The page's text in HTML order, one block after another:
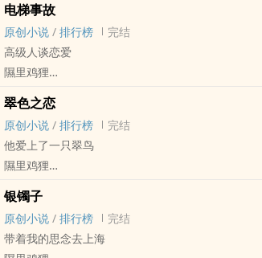
现代 - 三观不正 - 骨科 - 中篇
“你永远不能拥有另一个人。”
所以，白应晨只想得到他。
真·骨科 同父同母
电梯事故
原创小说 / 排行榜
完结
高级人谈恋爱
隰里鸡狸
原创小说 - BL - 短篇 - 完结
ABO - 现代 - 小甜饼
翠色之恋
原创小说 / 排行榜
完结
他爱上了一只翠鸟
隰里鸡狸
完结
谁知道他们之间是不是真的产生了爱情，翠鸟又不会
银镯子
原创小说 / 排行榜
完结
带着我的思念去上海